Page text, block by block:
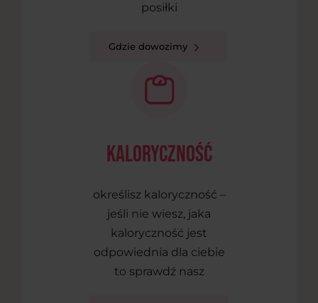
posiłki
Gdzie dowozimy
kaloryczność
określisz kaloryczność –
jeśli nie wiesz, jaka
kaloryczność jest
odpowiednia dla ciebie
to sprawdź nasz